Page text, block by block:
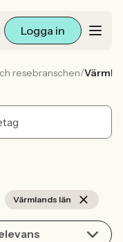
Logga in
resebranschen/
Värmlands län